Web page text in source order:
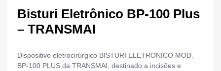
Bisturi Eletrônico BP-100 Plus
– TRANSMAI
Dispositivo eletrocirúrgico BISTURI ELETRONICO MOD.
BP-100 PLUS da TRANSMAI, destinado a incisões e